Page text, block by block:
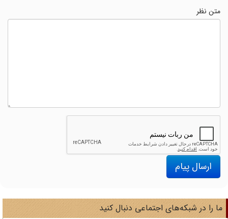
متن نظر
ارسال پیام
را در شبکه‌های اجتماعی دنبال کنید